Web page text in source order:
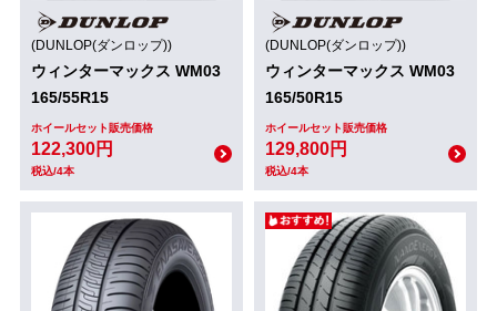
(DUNLOP(ダンロップ))
ウィンターマックス WM03
165/55R15
ホイールセット販売価格
122,300円
税込/4本
(DUNLOP(ダンロップ))
ウィンターマックス WM03
165/50R15
ホイールセット販売価格
129,800円
税込/4本